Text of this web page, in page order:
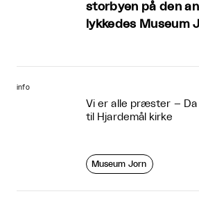
storbyen på den
lykkedes Museum
info
Vi er alle præster –
til Hjardemål kirke
Museum Jorn